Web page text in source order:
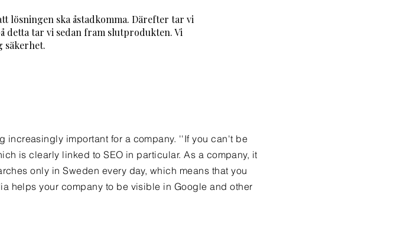
lösningen ska åstadkomma. Därefter tar vi
detta tar vi sedan fram slutprodukten. Vi
säkerhet.
increasingly important for a company. ''If you can't be
is clearly linked to SEO in particular. As a company, it
only in Sweden every day, which means that you
helps your company to be visible in Google and other